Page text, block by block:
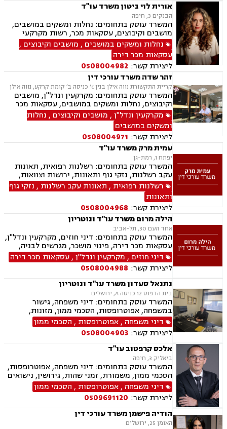
אורית לוי ביטון משרד עו"ד
הבנקים 3, חיפה
המשרד עוסק בתחומים: נחלות ומשקים במושבים,
מושבים וקיבוצים, עסקאות מכר, רשות מקרקעי
ישראל, מיסוי מקרקעין, הסדרת נחלות, עסקאות
פל"ח (פעילות לא חקלאית), ייפוי כוח מתמשך,
ירושות וצוואות.
נחלות ומשקים במושבים , מושבים וקיבוצים ,
עסקאות מכר דירה
ליצירת קשר: 0508004982
זהר שדה משרד עורכי דין
קריית התקשורת נווה אילן בנין c’ כניסה ב׳ קומת קרקע, נווה אילן
המשרד עוסק בתחומים: מקרקעין ונדל"ן, מושבים
וקיבוצים, נחלות ומשקים במושבים, עסקאות מכר
דירה, מיסוי נדל"ן, ייפוי כוח מתמשך, הסכמי ממון,
חלוקת רכוש, עסקאות מתנה, אפוטרופסות, רשויות
מקומיות, אגודות שיתופיות, גישור ובוררות, דיני
חוזים.
מקרקעין ונדל"ן, מושבים וקיבוצים , נחלות
ומשקים במושבים
ליצירת קשר: 0508004971
עמית מרק משרד עו"ד
יפתח 1, רמת-גן
המשרד עוסק בתחומים: רשלנות רפואית, תאונות
עקב רשלנות, נזקי גוף ותאונות, ירושות וצוואות,
ייפוי כוח מתמשך, דיני חוזים
רשלנות רפואית , תאונות עקב רשלנות , נזקי גוף
ותאונות
ליצירת קשר: 0508004968
הילה מרום משרד עו"ד ונוטריון
אחד העם 30, תל-אביב
המשרד עוסק בתחומים: דיני חוזים, מקרקעין ונדל"ן,
עסקאות מכר דירה, פינוי מושכר, מגרשים לבניה,
מיסוי מקרקעין, ירושות וצוואת, ייפוי כוח מתמשך,
נוטריון.
דיני חוזים , מקרקעין ונדל"ן,עסקאות מכר דירה
ליצירת קשר: 0508004988
נתנאל סעדון משרד עו"ד ונוטריון
בית הדפוס 12 כניסה A, ירושלים
המשרד עוסק בתחומים: דיני משפחה, גישור
במשפחה, אפוטרופסות, הסכמי ממון, מזונות,
משמורת, גירושין, טוען רבני, חלוקת רכוש, מעמד
אישי, תיאום הורי, זמני שהות, ניכור הורי, עסקאות
מתנה, ידועים בציבור, ירושות וצוואות, נוטריון, ייפוי
כוח מתמשך, הוצאה לפועל, חדלות פירעון, תביעות
מסחריות, דיני חוזים, מקרקעין ונדל"ן, עסקאות מכר
דירה, עסקאות מכר יד שניה מקבלן, משפט מסחרי,
דיני חברות, ליטיגציה מסחרית ונדל"נית, דיני
עמותות
דיני משפחה ,אפוטרופסות , הסכמי ממון
ליצירת קשר: 0508004903
אלכס קרפטוב עו"ד
ביאליק 3, חיפה
המשרד עוסק בתחומים: דיני משפחה, אפוטרופסות,
הסכמי ממון, משמורת, זמני שהות, גירושין, נישואים
אזרחיים, חלוקת רכוש, מעמד אישי, תיאום הורי,
ניכור הורי, ירושות וצוואות, ייפוי כוח מתמשך.
דיני משפחה ,אפוטרופסות , הסכמי ממון
ליצירת קשר: 0509691120
הודיה פישמן משרד עורכי דין
האומן 25, ירושלים